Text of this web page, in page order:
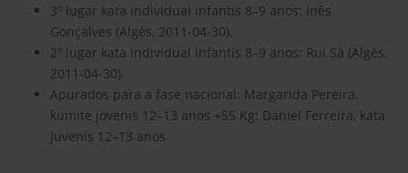
3º lugar kata individual infantis 8–9 anos: Inês
Gonçalves (Algés, 2011-04-30).
2º lugar kata individual infantis 8–9 anos: Rui Sá (Algés,
2011-04-30).
Apurados para a fase nacional: Margarida Pereira,
kumite jovenis 12–13 anos +55 Kg; Daniel Ferreira, kata
juvenis 12–13 anos.